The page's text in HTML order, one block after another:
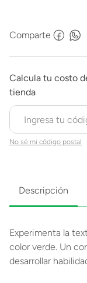
Comparte
No sé mi código postal
Descripción
Experimenta la
color verde. Un
desarrollar